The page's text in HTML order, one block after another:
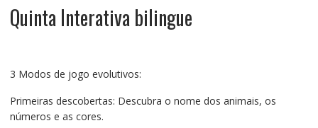
Quinta Interativa bilingue
3 Modos de jogo evolutivos:
Primeiras descobertas: Descubra o nome dos animais, os
números e as cores.